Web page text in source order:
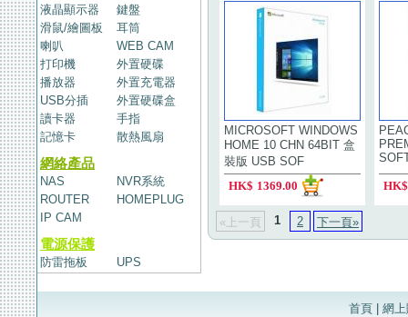
液晶顯示器
鍵盤
滑鼠/繪圖板
耳筒
喇叭
WEB CAM
打印機
外置硬碟
播放器
外置充電器
USB分插
外置硬碟盒
讀卡器
手指
記憶卡
散熱風扇
網絡產品
NAS
NVR系統
ROUTER
HOMEPLUG
IP CAM
電源保護
防雷拖板 UPS
MICROSOFT WINDOWS
HOME 10 CHN 64BIT 盒
裝版 USB SOF
HK$ 1369.00 HK$
«上一頁 1 2 下一頁»
首頁| 網